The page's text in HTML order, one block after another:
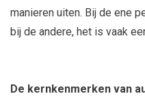
manieren uiten. Bij de ene
bij de andere, het is vaak
De kernkenmerken van